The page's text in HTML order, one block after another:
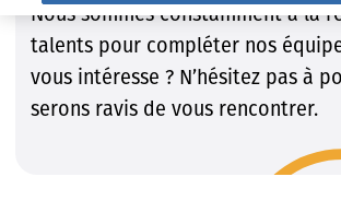
Nous sommes constamment à la
talents pour compléter nos
vous intéresse ? N’hésitez pas à
serons ravis de vous rencontrer.